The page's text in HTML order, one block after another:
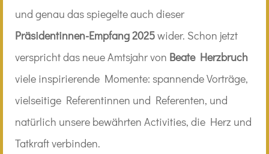
und genau das spiegelte auch dieser
Präsidentinnen-Empfang 2025wider. Schon jetzt
verspricht das neue Amtsjahr von Beate Herzbruch
viele inspirierende Momente: spannende Vorträge,
vielseitige Referentinnen und Referenten, und
natürlich unsere bewährten Activities, die Herz und
Tatkraft verbinden.